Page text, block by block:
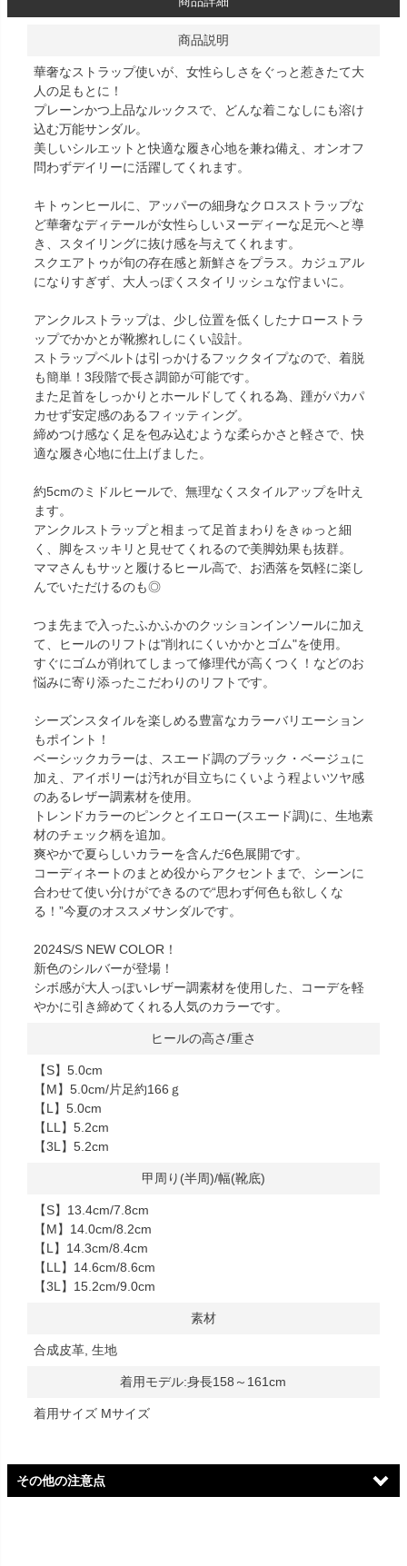
商品説明
華奢なストラップ使いが、女性らしさをぐっと惹きたて大
人の足もとに！
プレーンかつ上品なルックスで、どんな着こなしにも溶け
込む万能サンダル。
美しいシルエットと快適な履き心地を兼ね備え、オンオフ
問わずデイリーに活躍してくれます。
キトゥンヒールに、アッパーの細身なクロスストラップな
ど華奢なディテールが女性らしいヌーディーな足元へと導
き、スタイリングに抜け感を与えてくれます。
スクエアトゥが旬の存在感と新鮮さをプラス。カジュアル
になりすぎず、大人っぽくスタイリッシュな佇まいに。
アンクルストラップは、少し位置を低くしたナローストラ
ップでかかとが靴擦れしにくい設計。
ストラップベルトは引っかけるフックタイプなので、着脱
も簡単！3段階で長さ調節が可能です。
また足首をしっかりとホールドしてくれる為、踵がパカパ
カせず安定感のあるフィッティング。
締めつけ感なく足を包み込むような柔らかさと軽さで、快
適な履き心地に仕上げました。
約5cmのミドルヒールで、無理なくスタイルアップを叶え
ます。
アンクルストラップと相まって足首まわりをきゅっと細
く、脚をスッキリと見せてくれるので美脚効果も抜群。
ママさんもサッと履けるヒール高で、お洒落を気軽に楽し
んでいただけるのも◎
つま先まで入ったふかふかのクッションインソールに加え
て、ヒールのリフトは"削れにくいかかとゴム"を使用。
すぐにゴムが削れてしまって修理代が高くつく！などのお
悩みに寄り添ったこだわりのリフトです。
シーズンスタイルを楽しめる豊富なカラーバリエーション
もポイント！
ベーシックカラーは、スエード調のブラック・ベージュに
加え、アイボリーは汚れが目立ちにくいよう程よいツヤ感
のあるレザー調素材を使用。
トレンドカラーのピンクとイエロー(スエード調)に、生地素
材のチェック柄を追加。
爽やかで夏らしいカラーを含んだ6色展開です。
コーディネートのまとめ役からアクセントまで、シーンに
合わせて使い分けができるので“思わず何色も欲しくな
る！”今夏のオススメサンダルです。
2024S/S NEW COLOR！
新色のシルバーが登場！
シボ感が大人っぽいレザー調素材を使用した、コーデを軽
やかに引き締めてくれる人気のカラーです。
ヒールの高さ/重さ
【S】5.0cm
【M】5.0cm/片足約166ｇ
【L】5.0cm
【LL】5.2cm
【3L】5.2cm
甲周り(半周)/幅(靴底)
【S】13.4cm/7.8cm
【M】14.0cm/8.2cm
【L】14.3cm/8.4cm
【LL】14.6cm/8.6cm
【3L】15.2cm/9.0cm
素材
合成皮革, 生地
着用モデル:身長158～161cm
着用サイズ Mサイズ
その他の注意点